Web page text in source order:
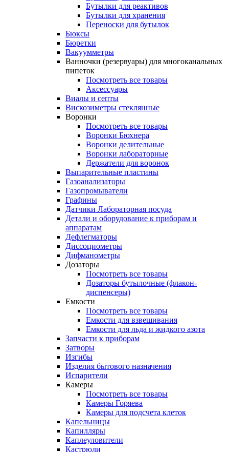
Бутылки для реактивов
Бутылки для хранения
Переноски для бутылок
Бюксы
Бюретки
Вакуумметры
Ванночки (резервуары) для многоканальных
пипеток
Посмотреть все товары
Аксессуары
Виалы и септы
Вискозиметры стеклянные
Воронки
Посмотреть все товары
Воронки Бюхнера
Воронки делительные
Воронки лабораторные
Держатели для воронок
Выпарительные пластины
Газоанализаторы
Газопромыватели
Графины
Датчики Лабораторная посуда
Детали и оборудование к приборам и
аппаратам
Дефлегматоры
Диссоциометры
Дифманометры
Дозаторы
Посмотреть все товары
Дозаторы бутылочные (флакон-
диспенсеры)
Емкости
Посмотреть все товары
Емкости для взвешивания
Емкости для льда и жидкого азота
Запчасти к приборам
Затворы
Изгибы
Изделия бытового назначения
Испарители
Камеры
Посмотреть все товары
Камеры Горяева
Камеры для подсчета клеток
Капельницы
Капилляры
Каплеуловители
Кастрюли